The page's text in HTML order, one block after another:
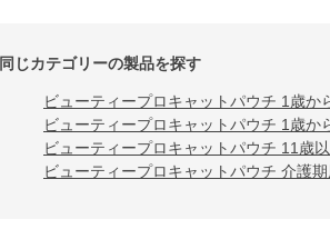
同じカテゴリーの製品を探す
ビューティープロキャットパウチ 1歳か
ビューティープロキャットパウチ 1歳か
ビューティープロキャットパウチ 11歳
ビューティープロキャットパウチ 介護